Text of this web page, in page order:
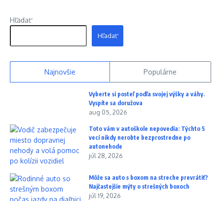
Hľadať
Hľadať
Najnovšie Populárne
Vyberte si posteľ podľa svojej výšky a váhy.
Vyspíte sa doružova
aug 05, 2026
Toto vám v autoškole nepovedia: Týchto 5
vecí nikdy nerobte bezprostredne po
autonehode
júl 28, 2026
Môže sa auto s boxom na streche prevrátiť?
Najčastejšie mýty o strešných boxoch
júl 19, 2026